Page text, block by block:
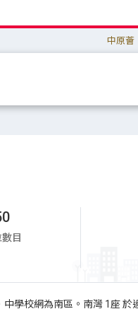
中原薈
目
學校網為南區。南灣 1座 於